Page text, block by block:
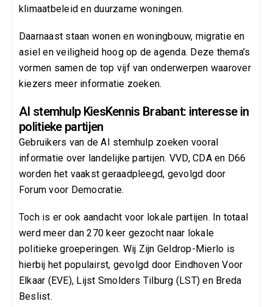
klimaatbeleid en duurzame woningen.
Daarnaast staan wonen en woningbouw, migratie en
asiel en veiligheid hoog op de agenda. Deze thema’s
vormen samen de top vijf van onderwerpen waarover
kiezers meer informatie zoeken.
AI stemhulp KiesKennis Brabant: interesse in
politieke partijen
Gebruikers van de AI stemhulp zoeken vooral
informatie over landelijke partijen. VVD, CDA en D66
worden het vaakst geraadpleegd, gevolgd door
Forum voor Democratie.
Toch is er ook aandacht voor lokale partijen. In totaal
werd meer dan 270 keer gezocht naar lokale
politieke groeperingen. Wij Zijn Geldrop-Mierlo is
hierbij het populairst, gevolgd door Eindhoven Voor
Elkaar (EVE), Lijst Smolders Tilburg (LST) en Breda
Beslist.